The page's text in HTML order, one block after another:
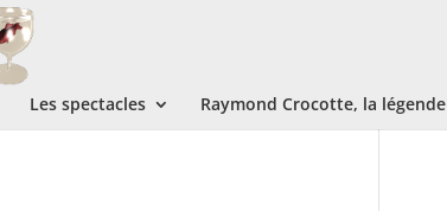
Les spectacles Raymond Crocotte, la légende